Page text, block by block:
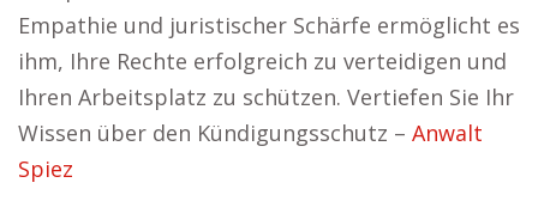
Empathie und juristischer Schärfe ermöglicht es
ihm, Ihre Rechte erfolgreich zu verteidigen und
Ihren Arbeitsplatz zu schützen. Vertiefen Sie Ihr
Wissen über den Kündigungsschutz – Anwalt
Spiez